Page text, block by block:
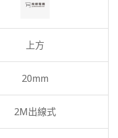
上方
20mm
2M出線式